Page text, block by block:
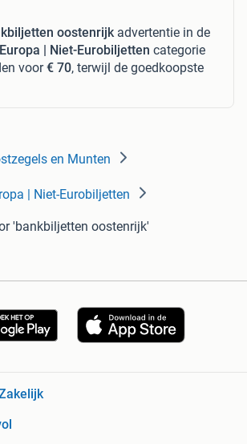
oostenrijkadvertentie in de
| Niet-Eurobiljetten categorie
voor€ 70, terwijl de goedkoopste
en Munten
| Niet-Eurobiljetten
'bankbiljetten oostenrijk'